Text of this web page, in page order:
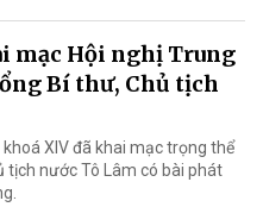
mạc Hội nghị Trung
Bí thư, Chủ tịch
XIV đã khai mạc trọng thể
tịch nước Tô Lâm có bài phát